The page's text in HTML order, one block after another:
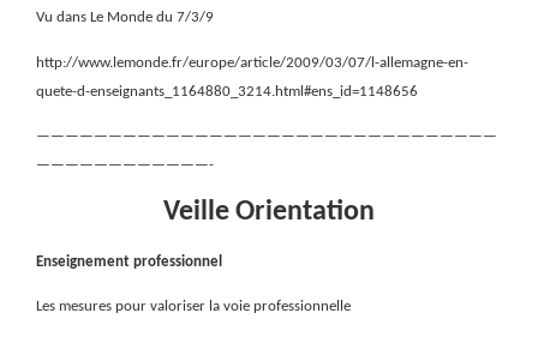
Vu dans Le Monde du 7/3/9
http://www.lemonde.fr/europe/article/2009/03/07/l-allemagne-en-
quete-d-enseignants_1164880_3214.html#ens_id=1148656
————————————————————————————————
————————————-
Veille Orientation
Enseignement professionnel
Les mesures pour valoriser la voie professionnelle